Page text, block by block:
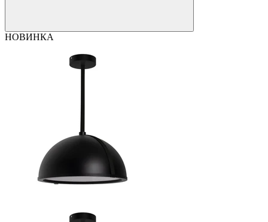
НОВИНКА